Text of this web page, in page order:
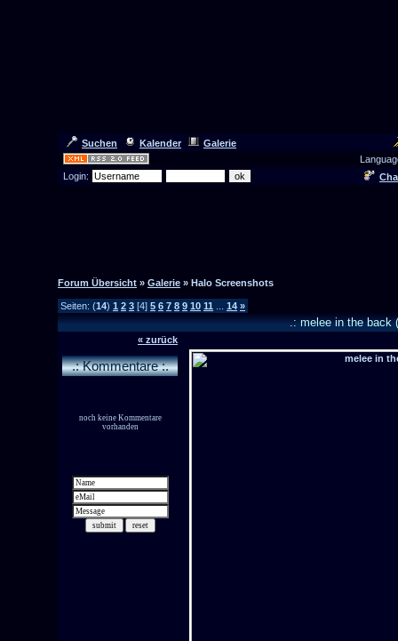
Suchen Kalender
Galerie
Login:
Forum Übersicht » Galerie » Halo Screenshots
Seiten: (14) 1 2 3 [4] 5 6 7 8 9 10 11 14 »
.: melee in the back
« zurück
.: Kommentare :.